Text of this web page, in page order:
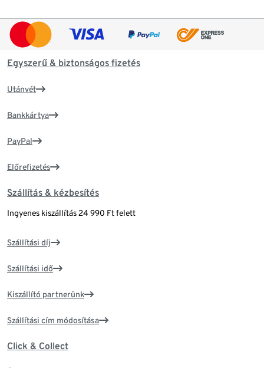
Egyszerű & biztonságos fizetés
Utánvét
Bankkártya
PayPal
Előrefizetés
Szállítás & kézbesítés
Ingyenes kiszállítás 24 990 Ft felett
Szállítási díj
Szállítási idő
Kiszállító partnerünk
Szállítási cím módosítása
Click & Collect